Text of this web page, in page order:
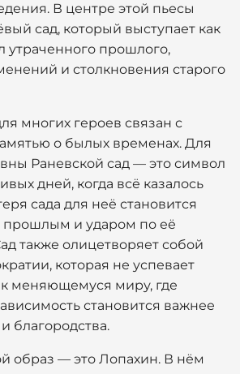
В центре этой пьесы
сад, который выступает как
прошлого,
и столкновения старого
многих героев связан с
о былых временах. Для
Раневской сад — это символ
дней, когда всё казалось
сада для неё становится
прошлым и ударом по её
также олицетворяет собой
которая не успевает
к меняющемуся миру, где
становится важнее
благородства.
образ — это Лопахин. В нём